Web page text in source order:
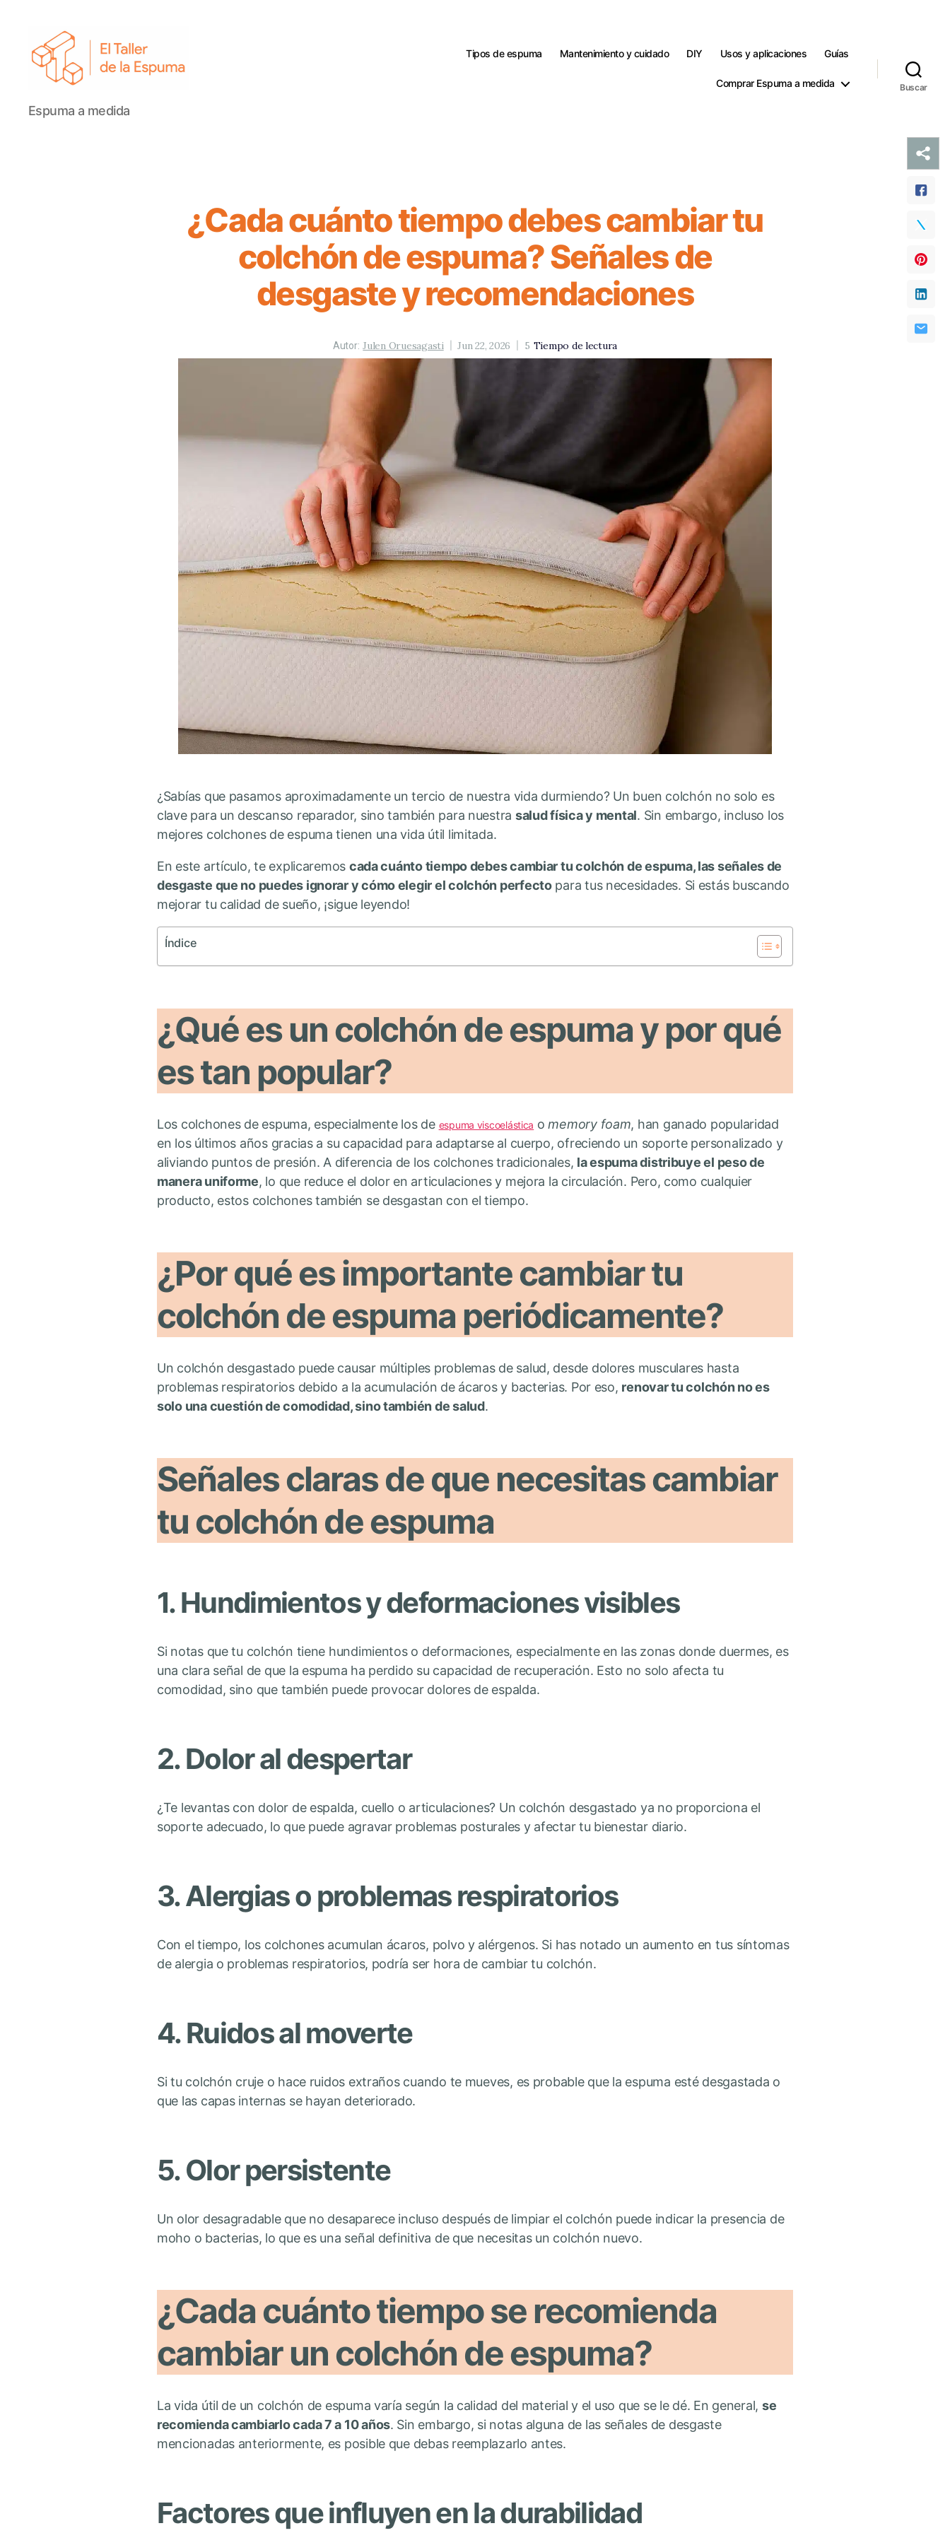
El
Taller
Espuma a medida
Tipos de espuma Mantenimiento y cuidado DIY Usos y aplicaciones Guías
Comprar Espuma a medida Buscar
¿Cada cuánto tiempo debes cambiar tu
colchón de espuma? Señales de
desgaste y recomendaciones
Autor: Julen Oruesagasti Jun 22, 2026 5 Tiempo de lectura
¿Sabías que pasamos aproximadamente un tercio de nuestra vida durmiendo? Un buen colchón no solo es
clave para un descanso reparador, sino también para nuestra salud física y mental. Sin embargo, incluso los
mejores colchones de espuma tienen una vida útil limitada.
En este artículo, te explicaremos cada cuánto tiempo debes cambiar tu colchón de espuma, las señales de
desgaste que no puedes ignorar y cómo elegir el colchón perfectopara tus necesidades. Si estás buscando
mejorar tu calidad de sueño, ¡sigue leyendo!
Índice
¿Qué es un colchón de espuma y por qué
es tan popular?
Los colchones de espuma, especialmente los de espuma viscoelástica omemory foam, han ganado popularidad
en los últimos años gracias a su capacidad para adaptarse al cuerpo, ofreciendo un soporte personalizado y
aliviando puntos de presión. A diferencia de los colchones tradicionales, la espuma distribuye el peso de
manera uniforme, lo que reduce el dolor en articulaciones y mejora la circulación. Pero, como cualquier
producto, estos colchones también se desgastan con el tiempo.
¿Por qué es importante cambiar tu
colchón de espuma periódicamente?
Un colchón desgastado puede causar múltiples problemas de salud, desde dolores musculares hasta
problemas respiratorios debido a la acumulación de ácaros y bacterias. Por eso, renovar tu colchón no es
solo una cuestión de comodidad, sino también de salud.
Señales claras de que necesitas cambiar
tu colchón de espuma
1. Hundimientos y deformaciones visibles
Si notas que tu colchón tiene hundimientos o deformaciones, especialmente en las zonas donde duermes, es
una clara señal de que la espuma ha perdido su capacidad de recuperación. Esto no solo afecta tu
comodidad, sino que también puede provocar dolores de espalda.
2. Dolor al despertar
¿Te levantas con dolor de espalda, cuello o articulaciones? Un colchón desgastado ya no proporciona el
soporte adecuado, lo que puede agravar problemas posturales y afectar tu bienestar diario.
3. Alergias o problemas respiratorios
Con el tiempo, los colchones acumulan ácaros, polvo y alérgenos. Si has notado un aumento en tus síntomas
de alergia o problemas respiratorios, podría ser hora de cambiar tu colchón.
4. Ruidos al moverte
Si tu colchón cruje o hace ruidos extraños cuando te mueves, es probable que la espuma esté desgastada o
que las capas internas se hayan deteriorado.
5. Olor persistente
Un olor desagradable que no desaparece incluso después de limpiar el colchón puede indicar la presencia de
moho o bacterias, lo que es una señal definitiva de que necesitas un colchón nuevo.
¿Cada cuánto tiempo se recomienda
cambiar un colchón de espuma?
La vida útil de un colchón de espuma varía según la calidad del material y el uso que se le dé. En general, se
recomienda cambiarlo cada 7 a 10 años. Sin embargo, si notas alguna de las señales de desgaste
mencionadas anteriormente, es posible que debas reemplazarlo antes.
Factores que influyen en la durabilidad